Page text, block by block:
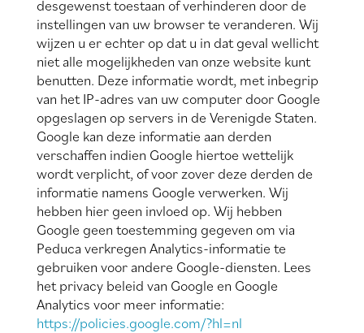
desgewenst toestaan of verhinderen door de
instellingen van uw browser te veranderen. Wij
wijzen u er echter op dat u in dat geval wellicht
niet alle mogelijkheden van onze website kunt
benutten. Deze informatie wordt, met inbegrip
van het IP-adres van uw computer door Google
opgeslagen op servers in de Verenigde Staten.
Google kan deze informatie aan derden
verschaffen indien Google hiertoe wettelijk
wordt verplicht, of voor zover deze derden de
informatie namens Google verwerken. Wij
hebben hier geen invloed op. Wij hebben
Google geen toestemming gegeven om via
Peduca verkregen Analytics-informatie te
gebruiken voor andere Google-diensten. Lees
het privacy beleid van Google en Google
Analytics voor meer informatie:
https://policies.google.com/?hl=nl